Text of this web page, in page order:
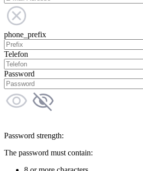
phone_prefix
Telefon
Password
Password strength:
The password must contain: